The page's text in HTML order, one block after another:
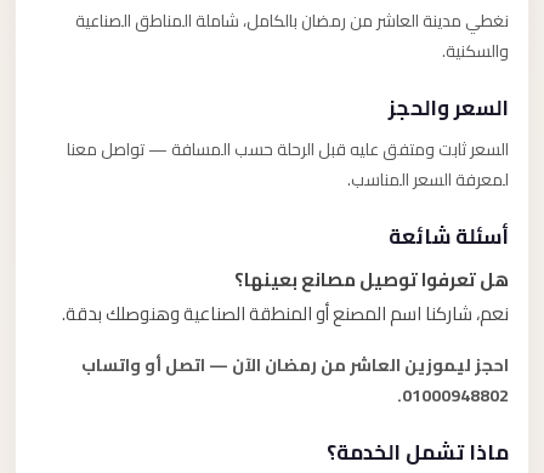
نغطي مدينة العاشر من رمضان بالكامل، شاملة المناطق الصناعية
والسكنية.
السعر والحجز
السعر ثابت ومتفق عليه قبل الرحلة حسب المسافة — تواصل معنا
لمعرفة السعر المناسب.
أسئلة شائعة
هل تعرفوا توصيل مصانع بعينها؟
نعم، شاركنا اسم المصنع أو المنطقة الصناعية وهنوصلك بدقة.
احجز ليموزين العاشر من رمضان الآن — اتصل أو واتساب
01000948802.
ماذا تشمل الخدمة؟